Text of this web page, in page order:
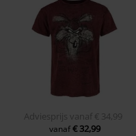
Adviesprijs vanaf € 34,99
vanaf€ 32,99